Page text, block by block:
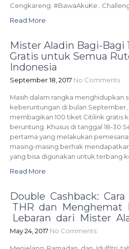
Cengkareng.
Read More
Mister Aladin Bagi-
Gratis untuk Semua
Indonesia
September 18, 2017 No Comments
Masih dalam rangka menghidupkan
keberuntungan di bulan September,
membagikan 100 tiket Citilink gratis
beruntung. Khusus di tanggal 18-30
pertama yang melakukan
masing-masing berhak
yang bisa digunakan untuk terbang
Read More
Double Cashback:
THR dan Menghemat
Lebaran dari Mister
May 24, 2017 No Comments